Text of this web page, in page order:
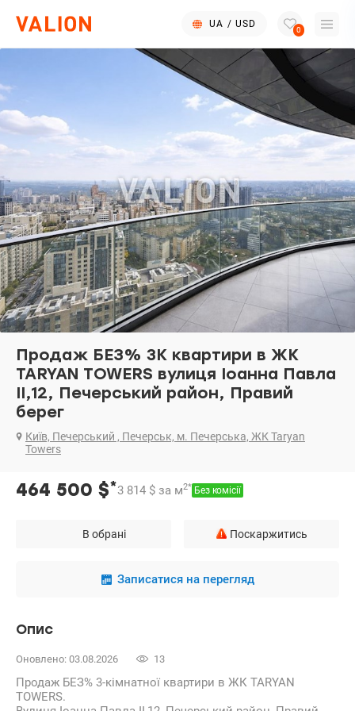
UA / USD
0
Продаж БЕЗ% 3К квартири в ЖК
TARYAN TOWERS вулиця Іоанна Павла
II,12, Печерський район, Правий
берег
Київ, Печерський , Печерськ, м. Печерська, ЖК Taryan
Towers
464 500 $*3 814 $ за м2* Без комісії
В обрані Поскаржитись
Записатися на перегляд
Опис
Оновлено: 03.08.2026 13
Продаж БЕЗ% 3-кімнатної квартири в ЖК TARYAN
TOWERS.